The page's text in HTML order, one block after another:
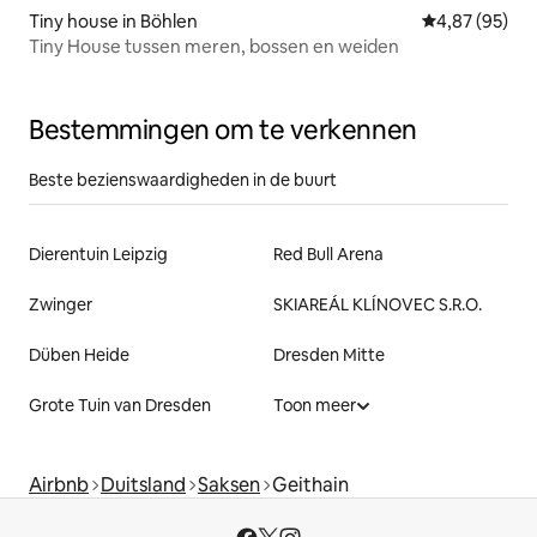
Tiny house in Böhlen Gemiddelde
4,87 (95)
Tiny House tussen meren, bossen en weiden
Bestemmingen om te verkennen
Beste bezienswaardigheden in de buurt
Dierentuin Leipzig Red Bull Arena
Zwinger SKIAREÁL KLÍNOVEC S.R.O.
Düben Heide Dresden Mitte
Grote Tuin van Dresden Toon meer
Airbnb Duitsland Saksen Geithain